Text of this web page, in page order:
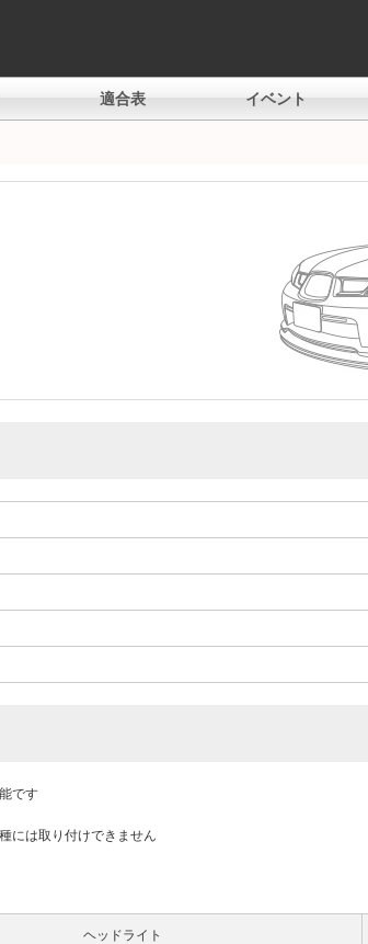
適合表 イベント
です
には取り付けできません
ヘッドライト